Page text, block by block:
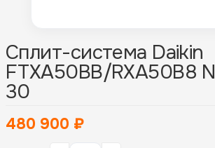
Сплит-система Daikin
FTXA50BB/RXA50B8
30
480 900 ₽